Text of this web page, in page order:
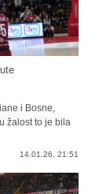
i Bosne,
žalost to je bila
14.01.26. 21:51